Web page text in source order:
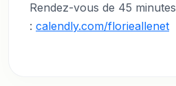
Rendez-vous de 45 minutes
: calendly.com/florieallenet